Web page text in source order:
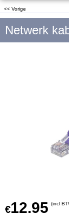
<< Vorige
Netwerk
€12.95 (incl